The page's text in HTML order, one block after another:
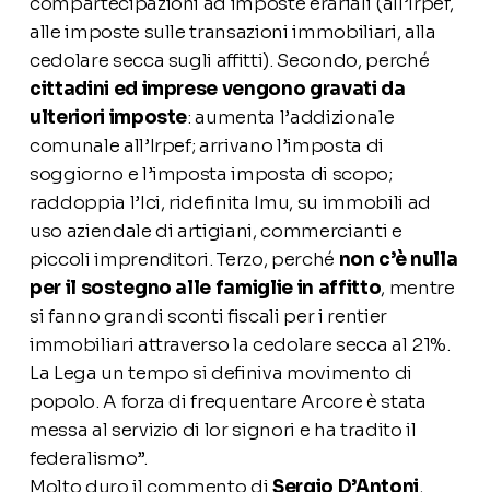
alle imposte sulle transazioni immobiliari, alla
cedolare secca sugli affitti). Secondo, perché
cittadini ed imprese vengono gravati da
ulteriori imposte: aumenta l’addizionale
comunale all’Irpef; arrivano l’imposta di
soggiorno e l’imposta imposta di scopo;
raddoppia l’Ici, ridefinita Imu, su immobili ad
uso aziendale di artigiani, commercianti e
piccoli imprenditori. Terzo, perché non c’è nulla
per il sostegno alle famiglie in affitto, mentre
si fanno grandi sconti fiscali per i rentier
immobiliari attraverso la cedolare secca al 21%.
La Lega un tempo si definiva movimento di
popolo. A forza di frequentare Arcore è stata
messa al servizio di lor signori e ha tradito il
federalismo”.
Molto duro il commento diSergio D’Antoni,